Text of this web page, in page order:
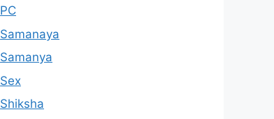
PC
Samanaya
Samanya
Sex
Shiksha